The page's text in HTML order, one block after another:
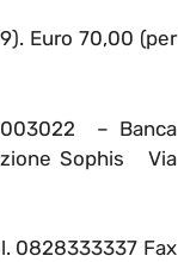
Euro 70,00 (per
– Banca
Sophis Via
0828333337 Fax